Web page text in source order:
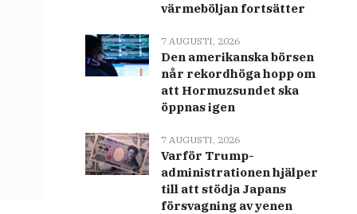
värmeböljan fortsätter
7 AUGUSTI, 2026
Den amerikanska börsen
når rekordhöga hopp om
att Hormuzsundet ska
öppnas igen
7 AUGUSTI, 2026
Varför Trump-
administrationen hjälper
till att stödja Japans
försvagning av yenen